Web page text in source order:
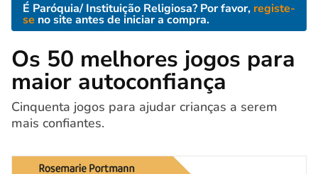
É Paróquia/ Instituição Religiosa? Por favor, registe-
se no site antes de iniciar a compra.
Os 50 melhores jogos para
maior autoconfiança
Cinquenta jogos para ajudar crianças a serem
mais confiantes.